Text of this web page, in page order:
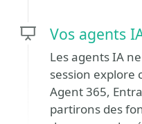
Vos agents
Les agents IA
session explore
Agent 365,
partirons des